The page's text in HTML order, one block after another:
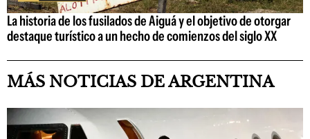
La historia de los fusilados de Aiguá y el objetivo de otorgar
destaque turístico a un hecho de comienzos del siglo XX
MÁS NOTICIAS DE ARGENTINA